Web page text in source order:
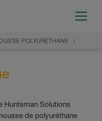
POLYURÉTHANE
Huntsman Solutions
de polyuréthane